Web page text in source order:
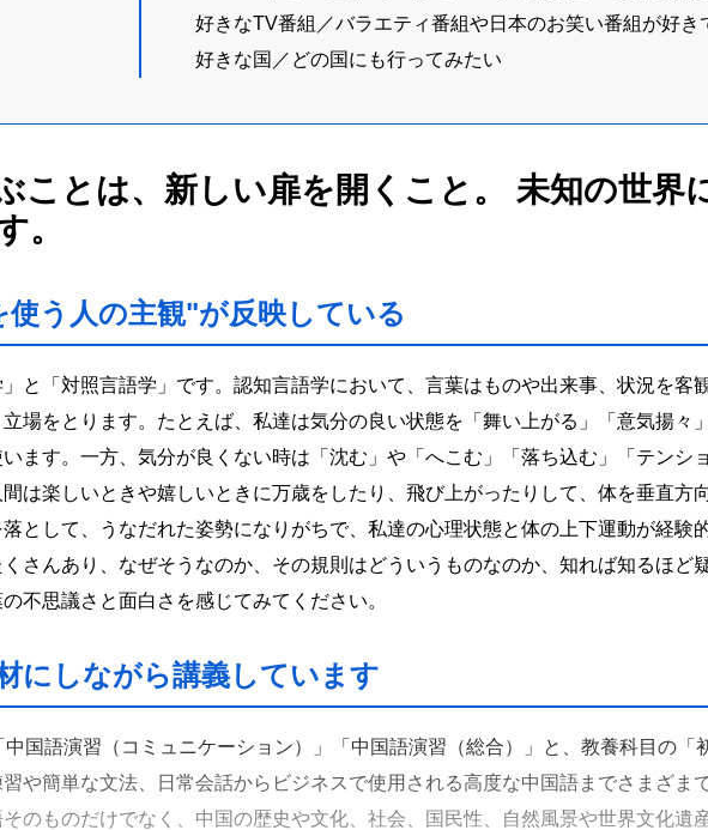
好きなTV番組／バラエティ番組や日本のお笑い番組が好き
好きな国／どの国にも行ってみたい
ことは、新しい扉を開くこと。 未知の世界
。
う人の主観"が反映している
と「対照言語学」です。認知言語学において、言葉はものや出来事、状況を客
場をとります。たとえば、私達は気分の良い状態を「舞い上がる」「意気揚々
ます。一方、気分が良くない時は「沈む」や「へこむ」「落ち込む」「テンシ
は楽しいときや嬉しいときに万歳をしたり、飛び上がったりして、体を垂直方
として、うなだれた姿勢になりがちで、私達の心理状態と体の上下運動が経験
さんあり、なぜそうなのか、その規則はどういうものなのか、知れば知るほど
不思議さと面白さを感じてみてください。
にしながら講義しています
国語演習（コミュニケーション）」「中国語演習（総合）」と、教養科目の「
や簡単な文法、日常会話からビジネスで使用される高度な中国語までさまざまで
のものだけでなく、中国の歴史や文化、社会、国民性、自然風景や世界文化遺